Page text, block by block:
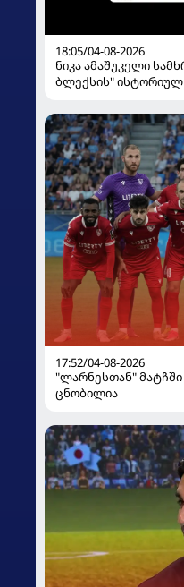
18:05/04-08-2026
ნიკა ამაშუკელი
ბლექსის"
17:52/04-08-2026
"ლარნესთან" მატჩში
ცნობილია